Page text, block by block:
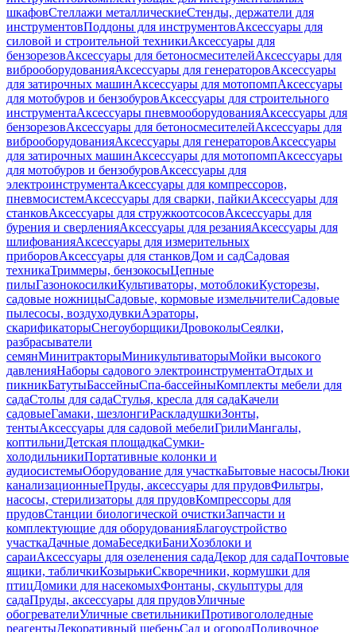
шкафовСтеллажи металлическиеСтенды, держатели для
инструментовПоддоны для инструментовАксессуары для
силовой и строительной техникиАксессуары для
бензорезовАксессуары для бетоносмесителейАксессуары для
виброоборудованияАксессуары для генераторовАксессуары
для затирочных машинАксессуары для мотопомпАксессуары
для мотобуров и бензобуровАксессуары для строительного
инструментаАксессуары пневмооборудованияАксессуары для
бензорезовАксессуары для бетоносмесителейАксессуары для
виброоборудованияАксессуары для генераторовАксессуары
для затирочных машинАксессуары для мотопомпАксессуары
для мотобуров и бензобуровАксессуары для
электроинструментаАксессуары для компрессоров,
пневмосистемАксессуары для сварки, пайкиАксессуары для
станковАксессуары для стружкоотсосовАксессуары для
бурения и сверленияАксессуары для резанияАксессуары для
шлифованияАксессуары для измерительных
приборовАксессуары для станковДом и садСадовая
техникаТриммеры, бензокосыЦепные
пилыГазонокосилкиКультиваторы, мотоблокиКусторезы,
садовые ножницыСадовые, кормовые измельчителиСадовые
пылесосы, воздуходувкиАэраторы,
скарификаторыСнегоуборщикиДровоколыСеялки,
разбрасыватели
семянМинитракторыМиникультиваторыМойки высокого
давленияНаборы садового электроинструментаОтдых и
пикникБатутыБассейныСпа-бассейныКомплекты мебели для
садаСтолы для садаСтулья, кресла для садаКачели
садовыеГамаки, шезлонгиРаскладушкиЗонты,
тентыАксессуары для садовой мебелиГрилиМангалы,
коптильниДетская площадкаСумки-
холодильникиПортативные колонки и
аудиосистемыОборудование для участкаБытовые насосыЛюки
канализационныеПруды, аксессуары для прудовФильтры,
насосы, стерилизаторы для прудовКомпрессоры для
прудовСтанции биологической очисткиЗапчасти и
комплектующие для оборудованияБлагоустройство
участкаДачные домаБеседкиБаниХозблоки и
сараиАксессуары для озеленения садаДекор для садаПочтовые
ящики, табличкиКозырькиСкворечники, кормушки для
птицДомики для насекомыхФонтаны, скульптуры для
садаПруды, аксессуары для прудовУличные
обогревателиУличные светильникиПротивогололедные
реагентыДекоративный щебеньСад и огородПоливочное